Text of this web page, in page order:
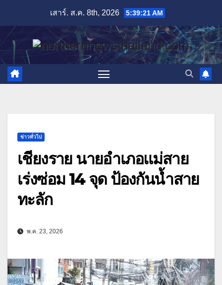
content
เสาร์. ส.ค. 8th, 2026 5:39:22 AM
ข่าวทั่วไป
เชียงราย นายอำเภอแม่สาย
เร่งซ่อม 14 จุด ป้องกันน้ำสาย
ทะลัก
พ.ค. 23, 2026